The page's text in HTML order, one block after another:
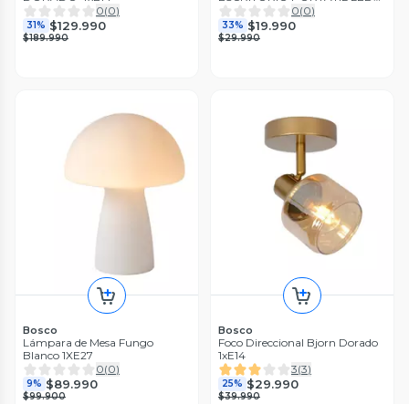
0(0)
31% $129.990
$189.990
RECARGABLE BLANCO
0(0)
33% $19.990
$29.990
Bosco
Lámpara de Mesa Fungo
Blanco 1XE27
0(0)
9% $89.990
$99.900
Bosco
Foco Direccional Bjorn Dorado
1xE14
3(3)
25% $29.990
$39.990